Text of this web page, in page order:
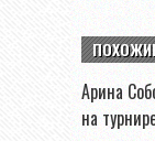
Арина
на